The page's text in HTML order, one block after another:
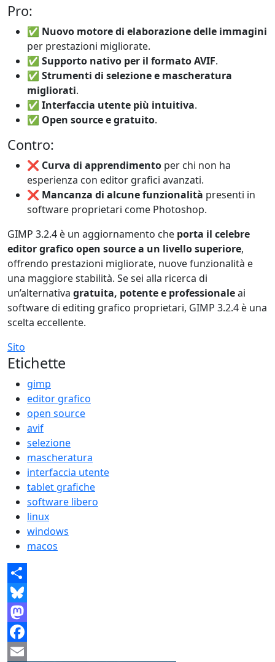
Pro:
✅ Nuovo motore di elaborazione delle immagini
per prestazioni migliorate.
✅ Supporto nativo per il formato AVIF.
✅ Strumenti di selezione e mascheratura
migliorati.
✅ Interfaccia utente più intuitiva.
✅ Open source e gratuito.
Contro:
❌ Curva di apprendimento per chi non ha
esperienza con editor grafici avanzati.
❌ Mancanza di alcune funzionalità presenti in
software proprietari come Photoshop.
GIMP 3.2.4 è un aggiornamento che porta il celebre
editor grafico open source a un livello superiore,
offrendo prestazioni migliorate, nuove funzionalità e
una maggiore stabilità. Se sei alla ricerca di
un’alternativa gratuita, potente e professionaleai
software di editing grafico proprietari, GIMP 3.2.4 è una
scelta eccellente.
Sito
Etichette
gimp
editor grafico
open source
avif
selezione
mascheratura
interfaccia utente
tablet grafiche
software libero
linux
windows
macos
Share
Bluesky
Mastodon
Facebook